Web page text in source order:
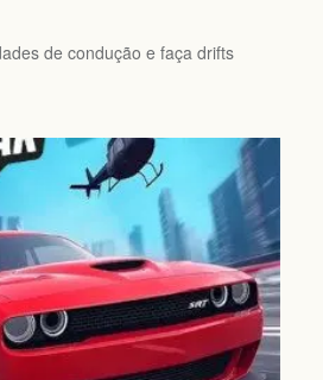
de condução e faça drifts